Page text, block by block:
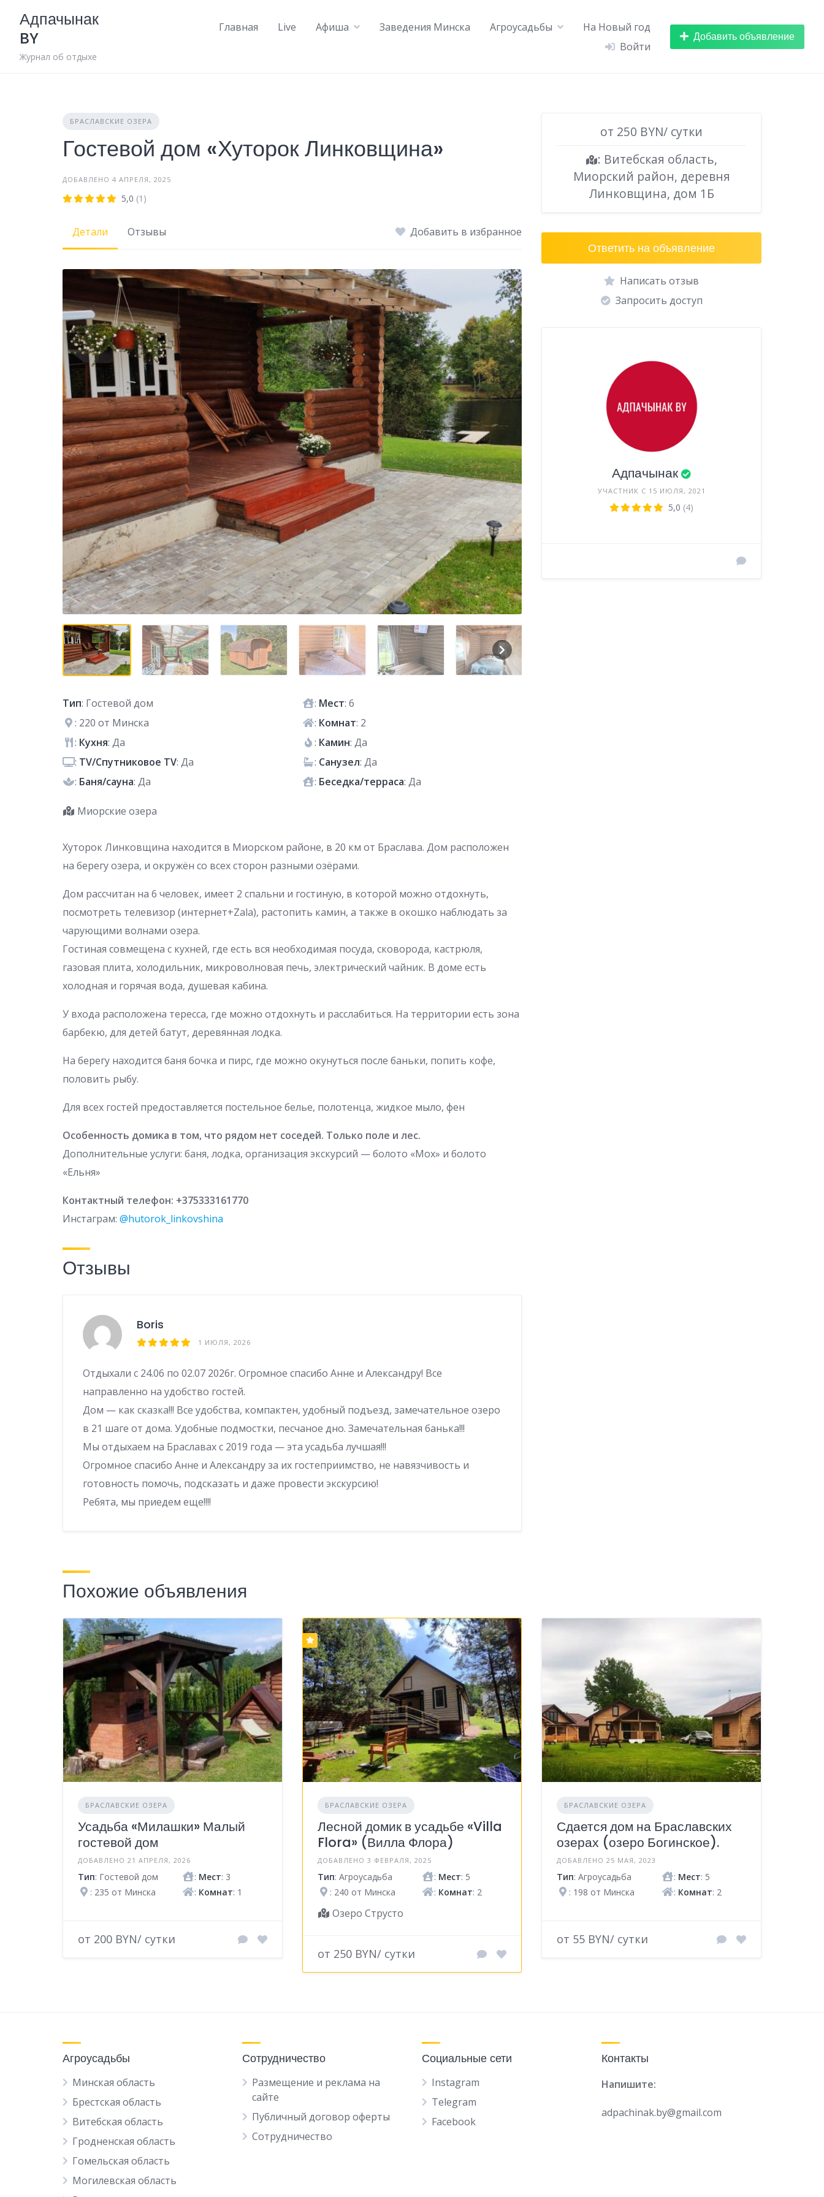
content
Адпачынак
BY
Журнал об отдыхе
Главная Live Афиша Заведения Минска Агроусадьбы
На Новый год
Войти
Добавить объявление
БРАСЛАВСКИЕ ОЗЕРА
Гостевой дом «Хуторок Линковщина»
ДОБАВЛЕНО 4 АПРЕЛЯ, 2025
5,0 (1)
Детали Отзывы Добавить в избранное
Тип: Гостевой дом : Мест: 6
: 220 от Минска
: Комнат: 2
: Кухня: Да : Камин: Да
: TV/Спутниковое TV: Да : Санузел: Да
: Баня/сауна: Да : Беседка/терраса: Да
Миорские озера
Хуторок Линковщина находится в Миорском районе, в 20 км от Браслава. Дом расположен
на берегу озера, и окружён со всех сторон разными озёрами.
Дом рассчитан на 6 человек, имеет 2 спальни и гостиную, в которой можно отдохнуть,
посмотреть телевизор (интернет+Zala), растопить камин, а также в окошко наблюдать за
чарующими волнами озера.
Гостиная совмещена с кухней, где есть вся необходимая посуда, сковорода, кастрюля,
газовая плита, холодильник, микроволновая печь, электрический чайник. В доме есть
холодная и горячая вода, душевая кабина.
У входа расположена тересса, где можно отдохнуть и расслабиться. На территории есть зона
барбекю, для детей батут, деревянная лодка.
На берегу находится баня бочка и пирс, где можно окунуться после баньки, попить кофе,
половить рыбу.
Для всех гостей предоставляется постельное белье, полотенца, жидкое мыло, фен
Особенность домика в том, что рядом нет соседей. Только поле и лес.
Дополнительные услуги: баня, лодка, организация экскурсий — болото «Мох» и болото
«Ельня»
Контактный телефон: +375333161770
Инстаграм: @hutorok_linkovshina
Отзывы
Boris
1 ИЮЛЯ, 2026
Отдыхали с 24.06 по 02.07 2026г. Огромное спасибо Анне и Александру! Все
направленно на удобство гостей.
Дом — как сказка!!! Все удобства, компактен, удобный подъезд, замечательное озеро
в 21 шаге от дома. Удобные подмостки, песчаное дно. Замечательная банька!!!
Мы отдыхаем на Браславах с 2019 года — эта усадьба лучшая!!!
Огромное спасибо Анне и Александру за их гостеприимство, не навязчивость и
готовность помочь, подсказать и даже провести экскурсию!
Ребята, мы приедем еще!!!!
от 250 BYN/ сутки
: Витебская область,
Миорский район, деревня
Линковщина, дом 1Б
Ответить на объявление
Написать отзыв
Запросить доступ
Адпачынак
УЧАСТНИК С 15 ИЮЛЯ, 2021
5,0 (4)
Похожие объявления
БРАСЛАВСКИЕ ОЗЕРА
Усадьба «Милашки» Малый
гостевой дом
ДОБАВЛЕНО 21 АПРЕЛЯ, 2026
Тип: Гостевой дом : Мест: 3
: 235 от Минска
: Комнат: 1
от 200 BYN/ сутки
БРАСЛАВСКИЕ ОЗЕРА
Лесной домик в усадьбе «Villa
Flora» (Вилла Флора)
ДОБАВЛЕНО 3 ФЕВРАЛЯ, 2025
Тип: Агроусадьба : Мест: 5
: 240 от Минска
: Комнат: 2
Озеро Струсто
от 250 BYN/ сутки
БРАСЛАВСКИЕ ОЗЕРА
Сдается дом на Браславских
озерах (озеро Богинское).
ДОБАВЛЕНО 25 МАЯ, 2023
Тип: Агроусадьба : Мест: 5
: 198 от Минска
: Комнат: 2
от 55 BYN/ сутки
Агроусадьбы
Минская область
Брестская область
Витебская область
Гродненская область
Гомельская область
Могилевская область
Сотрудничество
Размещение и реклама на
сайте
Публичный договор оферты
Сотрудничество
Социальные сети
Instagram
Telegram
Facebook
Контакты
Напишите:
adpachinak.by@gmail.com